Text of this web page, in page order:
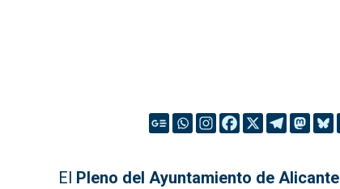
El Pleno del Ayuntamiento de Alicante